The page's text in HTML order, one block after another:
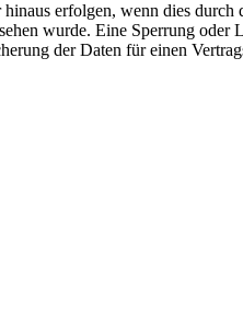
erfolgen, wenn dies durch
wurde. Eine Sperrung oder
der Daten für einen